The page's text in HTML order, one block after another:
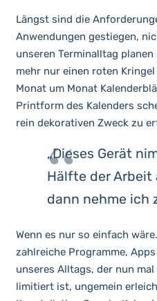
Längst sind die
Anwendungen gestiegen,
unseren Terminalltag
mehr nur einen roten
Monat um Monat
Printform des Kalenders
rein dekorativen Zweck zu
„Dieses Gerät
Hälfte der Arbeit
dann nehme ich
Wenn es nur so einfach
zahlreiche Programme,
unseres Alltags, der nun
limitiert ist, ungemein